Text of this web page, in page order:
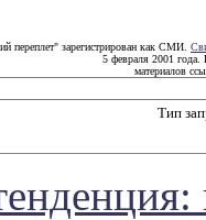
переплет" зарегистрирован как СМИ.
5 февраля 2001 года.
материалов
Тип